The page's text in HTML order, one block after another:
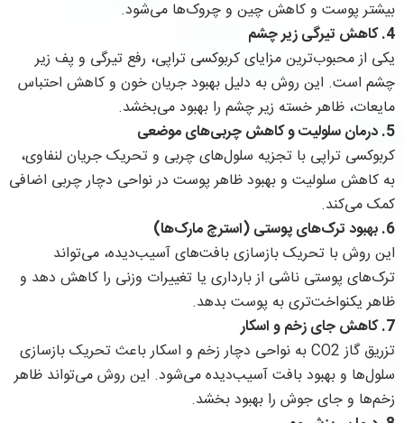
بیشتر پوست و کاهش چین و چروک‌ها می‌شود.
4. کاهش تیرگی زیر چشم
یکی از محبوب‌ترین مزایای کربوکسی تراپی، رفع تیرگی و پف زیر
چشم است. این روش به دلیل بهبود جریان خون و کاهش احتباس
مایعات، ظاهر خسته زیر چشم را بهبود می‌بخشد.
5. درمان سلولیت و کاهش چربی‌های موضعی
کربوکسی تراپی با تجزیه سلول‌های چربی و تحریک جریان لنفاوی،
به کاهش سلولیت و بهبود ظاهر پوست در نواحی دچار چربی اضافی
کمک می‌کند.
6. بهبود ترک‌های پوستی (استرچ مارک‌ها)
این روش با تحریک بازسازی بافت‌های آسیب‌دیده، می‌تواند
ترک‌های پوستی ناشی از بارداری یا تغییرات وزنی را کاهش دهد و
ظاهر یکنواخت‌تری به پوست بدهد.
7. کاهش جای زخم و اسکار
تزریق گاز CO2 به نواحی دچار زخم و اسکار باعث تحریک بازسازی
سلول‌ها و بهبود بافت آسیب‌دیده می‌شود. این روش می‌تواند ظاهر
زخم‌ها و جای جوش را بهبود بخشد.